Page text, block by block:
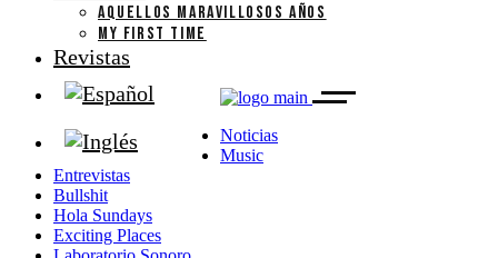
AQUELLOS MARAVILLOSOS AÑOS
MY FIRST TIME
Revistas
Noticias
Music
Entrevistas
Bullshit
Hola Sundays
Exciting Places